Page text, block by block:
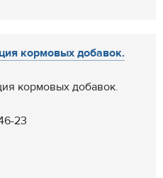
кормовых добавок.
кормовых добавок.
23